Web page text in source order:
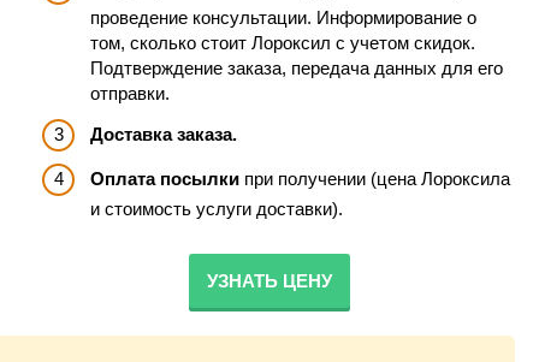
проведение консультации. Информирование о
том, сколько стоит Лороксил с учетом скидок.
Подтверждение заказа, передача данных для его
отправки.
Доставка заказа.
Оплата посылки при получении (цена Лороксила
и стоимость услуги доставки).
УЗНАТЬ ЦЕНУ